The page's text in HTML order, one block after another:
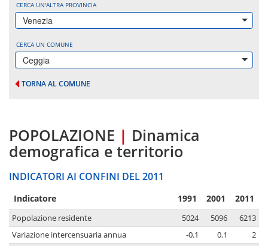
CERCA UN'ALTRA PROVINCIA
Venezia
CERCA UN COMUNE
Ceggia
TORNA AL COMUNE
POPOLAZIONE | Dinamica
demografica e territorio
INDICATORI AI CONFINI DEL 2011
Indicatore 1991 2001 2011
Popolazione residente 5024 5096
6213
Variazione intercensuaria annua
-0.1 0.1
2